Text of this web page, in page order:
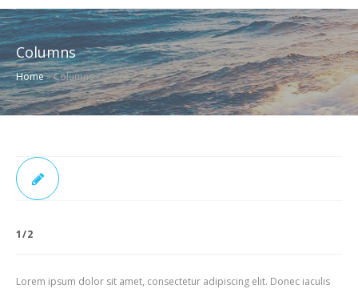
Columns
Home»Columns
1/2
Lorem ipsum dolor sit amet, consectetur adipiscing elit. Donec iaculis